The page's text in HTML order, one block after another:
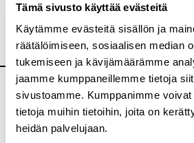
Tämä sivusto käyttää evästeitä
Käytämme evästeitä sisällön ja
räätälöimiseen, sosiaalisen median
tukemiseen ja kävijämäärämme
jaamme kumppaneillemme tietoja
sivustoamme. Kumppanimme
tietoja muihin tietoihin, joita on
heidän palvelujaan.
pätevyyskoulutus RAV
28.08.2020